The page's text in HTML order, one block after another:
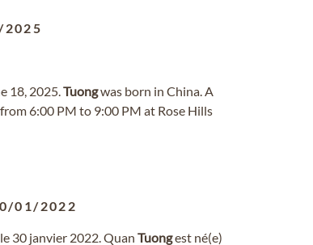
18, 2025.Tuongwas born in China. A
6:00 PM to 9:00 PM at Rose Hills
01/2022
30 janvier 2022. Quan Tuongest né(e)